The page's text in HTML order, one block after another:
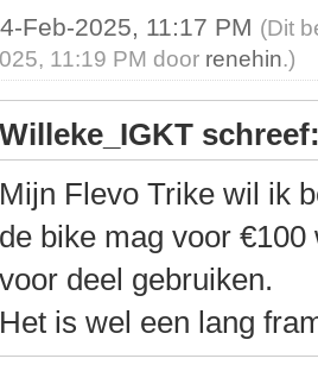
Feb-2025, 11:17 PM (Dit
11:19 PM door renehin.)
Willeke_IGKT
Mijn Flevo Trike wil ik
de bike mag voor
voor deel gebruiken.
Het is wel een lang